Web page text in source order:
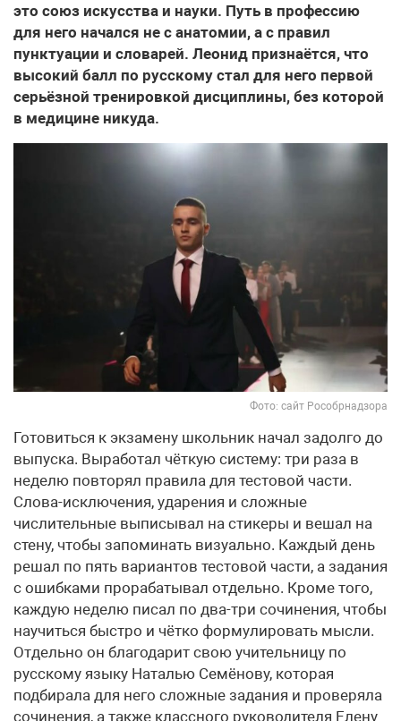
это союз искусства и науки. Путь в профессию
для него начался не с анатомии, а с правил
пунктуации и словарей. Леонид признаётся, что
высокий балл по русскому стал для него первой
серьёзной тренировкой дисциплины, без которой
в медицине никуда.
Фото: сайт Рособрнадзора
Готовиться к экзамену школьник начал задолго до
выпуска. Выработал чёткую систему: три раза в
неделю повторял правила для тестовой части.
Слова-исключения, ударения и сложные
числительные выписывал на стикеры и вешал на
стену, чтобы запоминать визуально. Каждый день
решал по пять вариантов тестовой части, а задания
с ошибками прорабатывал отдельно. Кроме того,
каждую неделю писал по два-три сочинения, чтобы
научиться быстро и чётко формулировать мысли.
Отдельно он благодарит свою учительницу по
русскому языку Наталью Семёнову, которая
подбирала для него сложные задания и проверяла
сочинения, а также классного руководителя Елену